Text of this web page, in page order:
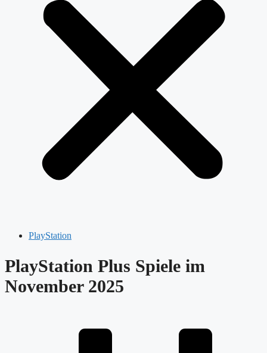
PlayStation
PlayStation Plus Spiele im
November 2025